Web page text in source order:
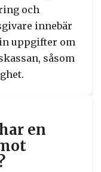
och
innebär
uppgifter om
såsom
en